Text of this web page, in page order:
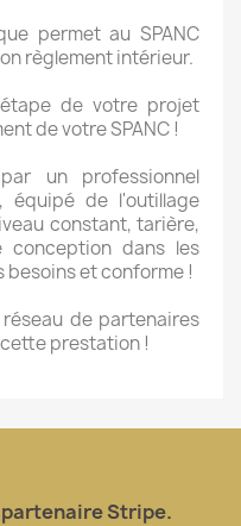
permet au SPANC
règlement intérieur.
de votre projet
de votre SPANC !
un professionnel
équipé de l'outillage
constant, tarière,
conception dans les
besoins et conforme !
de partenaires
prestation !
Stripe.